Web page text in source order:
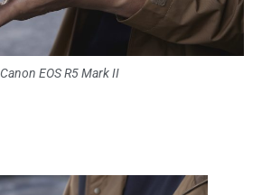
Canon EOS R5 Mark II